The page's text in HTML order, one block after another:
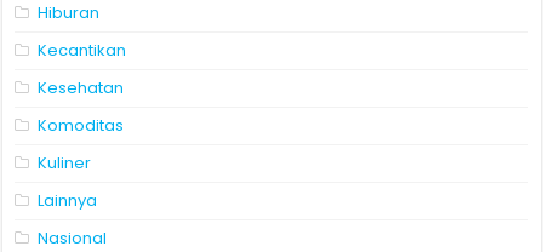
Hiburan
Kecantikan
Kesehatan
Komoditas
Kuliner
Lainnya
Nasional